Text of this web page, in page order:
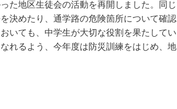
た地区生徒会の活動を再開しました。同じ
決めたり、通学路の危険箇所について確認
いても、中学生が大切な役割を果たしてい
れるよう、今年度は防災訓練をはじめ、地